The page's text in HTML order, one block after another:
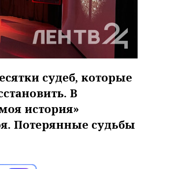
судеб, которые
В
история»
Потерянные судьбы